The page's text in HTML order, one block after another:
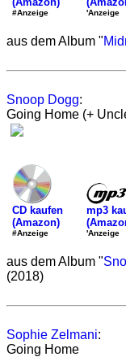
#Anzeige 'Anzeige
aus dem Album "
Snoop Dogg:
Going Home (+
CD kaufen
(Amazon)
#Anzeige
mp3
'Anzeige
aus dem Album "
(2018)
Sophie Zelmani:
Going Home